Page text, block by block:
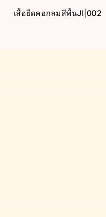
เสื้อยืดคอกลมสีพื้นJI|002